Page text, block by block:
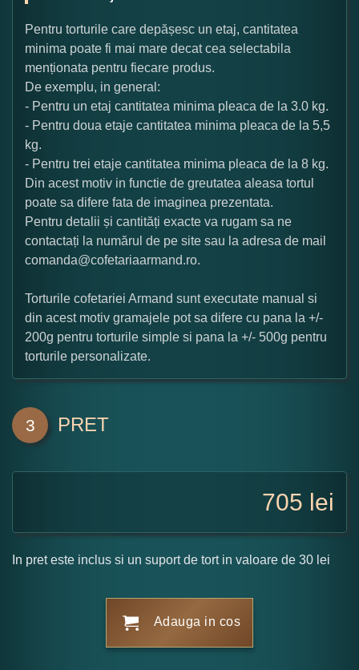
Pentru torturile care depășesc un etaj, cantitatea
minima poate fi mai mare decat cea selectabila
menționata pentru fiecare produs.
De exemplu, in general:
- Pentru un etaj cantitatea minima pleaca de la 3.0 kg.
- Pentru doua etaje cantitatea minima pleaca de la 5,5
kg.
- Pentru trei etaje cantitatea minima pleaca de la 8 kg.
Din acest motiv in functie de greutatea aleasa tortul
poate sa difere fata de imaginea prezentata.
Pentru detalii și cantități exacte va rugam sa ne
contactați la numărul de pe site sau la adresa de mail
comanda@cofetariaarmand.ro.
Torturile cofetariei Armand sunt executate manual si
din acest motiv gramajele pot sa difere cu pana la +/-
200g pentru torturile simple si pana la +/- 500g pentru
torturile personalizate.
3 PRET
705 lei
In pret este inclus si un suport de tort in valoare de 30 lei
Adauga in cos